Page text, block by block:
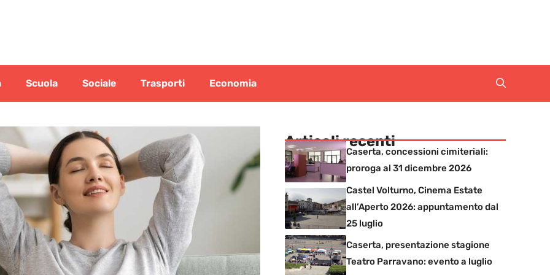
Scuola Sociale Trasporti Economia
Articoli recenti
Caserta, concessioni cimiteriali:
proroga al 31 dicembre 2026
Castel Volturno, Cinema Estate
all’Aperto 2026: appuntamento dal
25 luglio
Caserta, presentazione stagione
Teatro Parravano: evento a luglio